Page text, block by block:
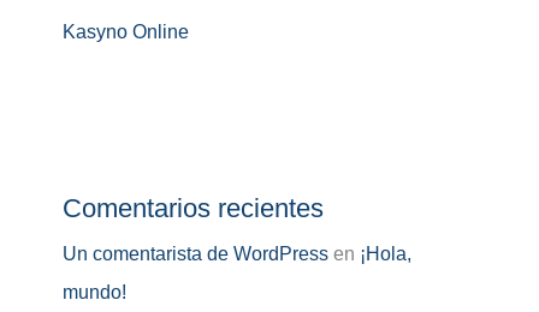
Kasyno Online
Comentarios recientes
Un comentarista de WordPress en ¡Hola,
mundo!